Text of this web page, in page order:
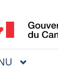
PRINCIPAL